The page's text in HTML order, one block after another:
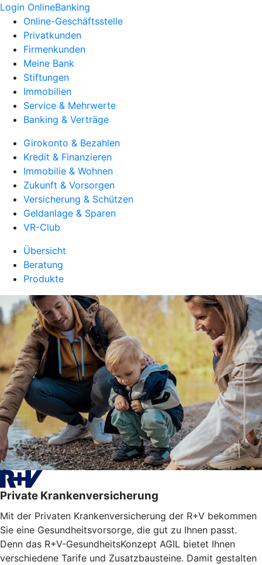
Login OnlineBanking
Online-Geschäftsstelle
Privatkunden
Firmenkunden
Meine Bank
Stiftungen
Immobilien
Service & Mehrwerte
Banking & Verträge
Girokonto & Bezahlen
Kredit & Finanzieren
Immobilie & Wohnen
Zukunft & Vorsorgen
Versicherung & Schützen
Geldanlage & Sparen
VR-Club
Übersicht
Beratung
Produkte
Private Krankenversicherung
Mit der Privaten Krankenversicherung der R+V bekommen
Sie eine Gesundheitsvorsorge, die gut zu Ihnen passt.
Denn das R+V-GesundheitsKonzept AGIL bietet Ihnen
verschiedene Tarife und Zusatzbausteine. Damit gestalten